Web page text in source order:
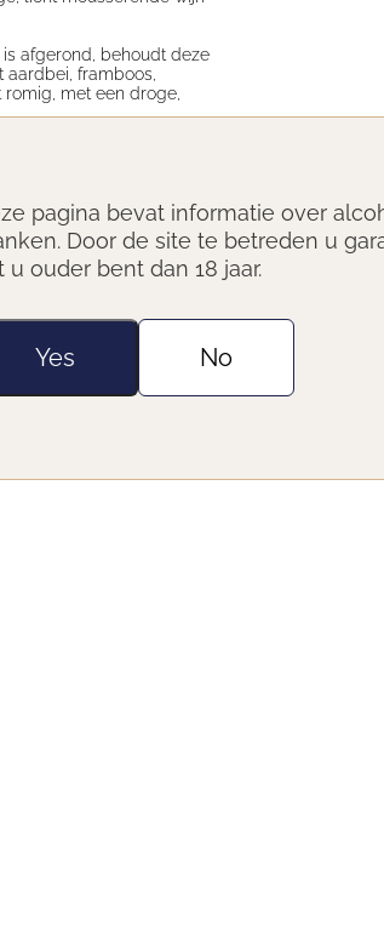
afgerond, behoudt deze
aardbei, framboos,
met een droge,
zomerse picknicks.
pagina bevat informatie over
Door de site te betreden u
u ouder bent dan 18 jaar.
Yes No